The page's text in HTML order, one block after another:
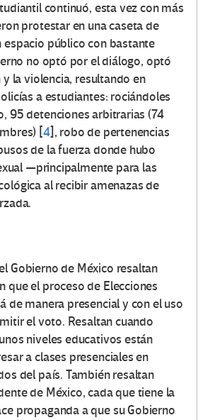
continuó, esta vez con más
protestar en una caseta de
espacio público con bastante
no optó por el diálogo, optó
la violencia, resultando en
a estudiantes: rociándoles
95 detenciones arbitrarias (74
[4], robo de pertenencias
de la fuerza donde hubo
—principalmente para las
al recibir amenazas de
Gobierno de México resaltan
que el proceso de Elecciones
de manera presencial y con el uso
el voto. Resaltan cuando
niveles educativos están
a clases presenciales en
del país. También resaltan
de México, cada que tiene la
propaganda a que su Gobierno